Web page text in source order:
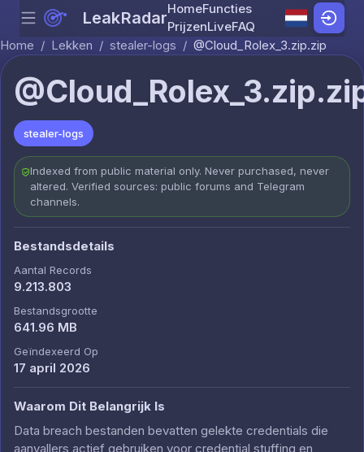
Skip to content
Menu LeakRadarHomeFuncties
PrijzenLiveFAQ
Home / Lekken / stealer-logs / @Cloud_Rolex_3.zip.zip
stealer-logs
Indexed from public material only. Never purchased, never
altered. Verified sources: public forums and Telegram
channels.
Bestandsdetails
Aantal Records
9.213.803
Bestandsgrootte
641.96 MB
Geïndexeerd Op
17 april 2026
Waarom Dit Belangrijk Is
Data breach bestanden bevatten gelekte credentials die
aanvallers actief gebruiken voor credential stuffing en